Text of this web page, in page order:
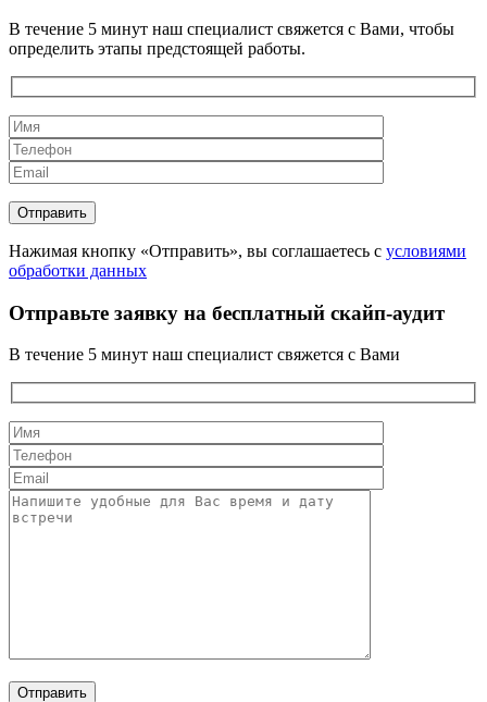
В течение 5 минут наш специалист свяжется с Вами, чтобы
определить этапы предстоящей работы.
Нажимая кнопку «Отправить», вы соглашаетесь с условиями
обработки данных
Отправьте заявку на бесплатный скайп-аудит
В течение 5 минут наш специалист свяжется с Вами